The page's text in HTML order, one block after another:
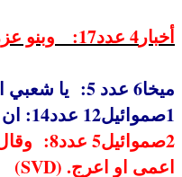
أخبار4 عدد17 : وبنو
ميخا6 عدد 5: يا شعبي اذكر بماذا تآمر بالاق ملك موآب وبماذا اجابه بلعام بن بعور ــــــــ من شطّيم الى الجلجال ـــــــ لكي تعرف اجادة الرب (
1صموائيل12 عدد14: ان اتقيتم الرب وعبدتموه وسمعتم صوته ولم تعصوا قول الرب وكنتم انتم والملك ايضا الذي يملك عليكم وراء الرب الهكم***** (
اعمى او اعرج. (SVD
)